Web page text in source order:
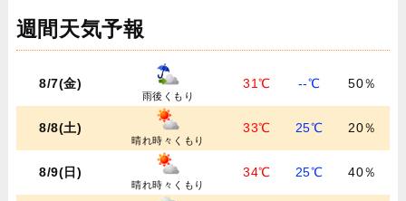
週間天気予報
8/7(金)
雨後くもり
31℃ --℃ 50％
8/8(土)
晴れ時々くもり
33℃ 25℃ 20％
8/9(日)
晴れ時々くもり
34℃ 25℃ 40％